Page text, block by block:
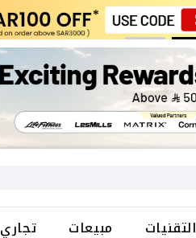
التقنيات مبيعات تجاري